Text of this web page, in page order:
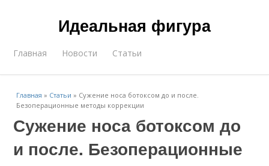
Идеальная фигура
Главная Новости Статьи
Главная » Статьи » Сужение носа ботоксом до и после.
Безоперационные методы коррекции
Сужение носа ботоксом до
и после. Безоперационные